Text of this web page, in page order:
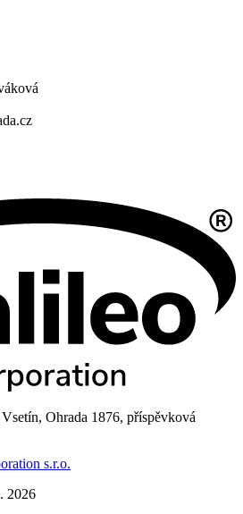
Ohrada 1876, příspěvková
s.r.o.
2026